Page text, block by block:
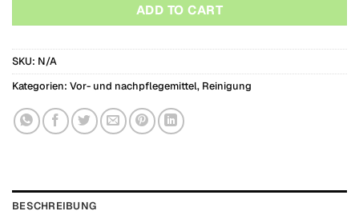
ADD TO CART
SKU: N/A
Kategorien: Vor- und nachpflegemittel, Reinigung
BESCHREIBUNG